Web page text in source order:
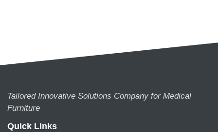
Tailored Innovative Solutions Company for Medical
Furniture
Quick Links